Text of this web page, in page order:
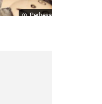
Perbesar